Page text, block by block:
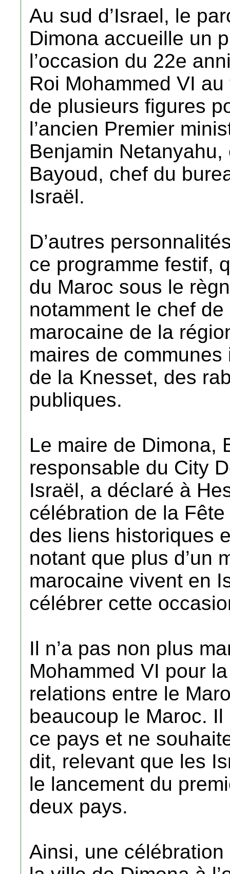
Au sud d’Israel, le
Dimona accueille un
l’occasion du 22e
Roi Mohammed VI
de plusieurs figures
l’ancien Premier
Benjamin
Bayoud, chef du
Israël.
D’autres
ce programme festif,
du Maroc sous le
notamment le chef
marocaine de la
maires de
de la Knesset, des
publiques.
Le maire de Dimona,
responsable du City
Israël, a déclaré à
célébration de la
des liens historiques
notant que plus d’un
marocaine vivent en
célébrer cette
Il n’a pas non plus
Mohammed VI pour
relations entre le
beaucoup le Maroc.
ce pays et ne
dit, relevant que les
le lancement du
deux pays.
Ainsi, une